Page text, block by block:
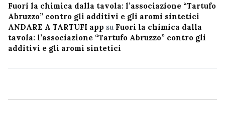
Fuori la chimica dalla tavola: l’associazione “Tartufo
Abruzzo” contro gli additivi e gli aromi sintetici
ANDARE A TARTUFI app su Fuori la chimica dalla
tavola: l’associazione “Tartufo Abruzzo” contro gli
additivi e gli aromi sintetici